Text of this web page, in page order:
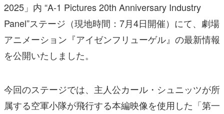
2025」内 “A-1 Pictures 20th Anniversary Industry
Panel”ステージ（現地時間：7月4日開催）にて、劇場
アニメーション『アイゼンフリューゲル』の最新情報
を公開いたしました。
今回のステージでは、主人公カール・シュニッツが所
属する空軍小隊が飛行する本編映像を使用した「第一